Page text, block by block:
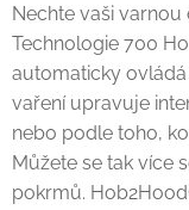
Nechte vaši
Technologie 700
automaticky ovládá
vaření upravuje
nebo podle toho,
Můžete se tak více
pokrmů.